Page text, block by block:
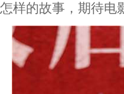
怎样的故事，期待电